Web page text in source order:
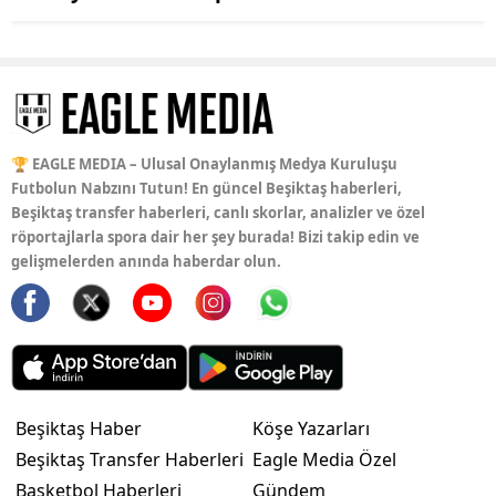
🏆 EAGLE MEDIA – Ulusal Onaylanmış Medya Kuruluşu
Futbolun Nabzını Tutun! En güncel Beşiktaş haberleri,
Beşiktaş transfer haberleri, canlı skorlar, analizler ve özel
röportajlarla spora dair her şey burada! Bizi takip edin ve
gelişmelerden anında haberdar olun.
Beşiktaş Haber
Beşiktaş Transfer Haberleri
Basketbol Haberleri
Köşe Yazarları
Eagle Media Özel
Gündem